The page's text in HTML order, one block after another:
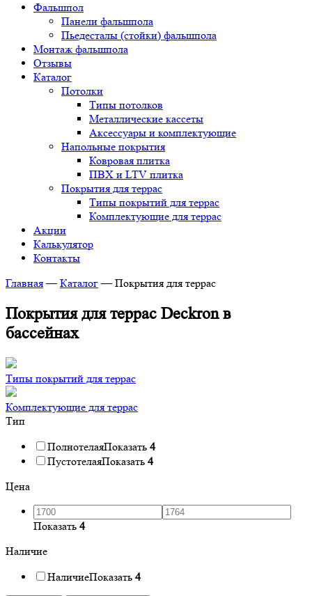
Фальшпол
Панели фальшпола
Пьедесталы (стойки) фальшпола
Монтаж фальшпола
Отзывы
Каталог
Потолки
Типы потолков
Металлические кассеты
Аксессуары и комплектующие
Напольные покрытия
Ковровая плитка
ПВХ и LTV плитка
Покрытия для террас
Типы покрытий для террас
Комплектующие для террас
Акции
Калькулятор
Контакты
Главная — Каталог — Покрытия для террас
Покрытия для террас Deckron в
бассейнах
Типы покрытий для террас
Комплектующие для террас
Тип
ПолнотелаяПоказать 4
ПустотелаяПоказать 4
Цена
Показать 4
Наличие
НаличиеПоказать 4